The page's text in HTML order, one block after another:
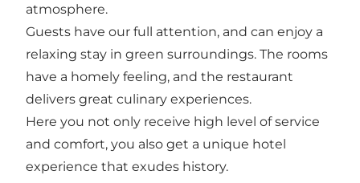
atmosphere.
Guests have our full attention, and can enjoy a
relaxing stay in green surroundings. The rooms
have a homely feeling, and the restaurant
delivers great culinary experiences.
Here you not only receive high level of service
and comfort, you also get a unique hotel
experience that exudes history.